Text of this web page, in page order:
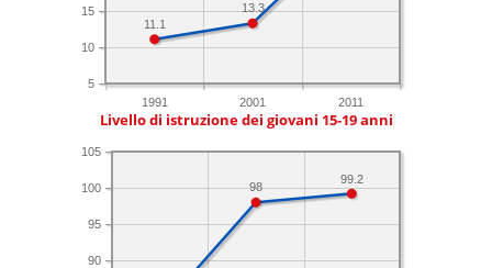
1991 2001 2011
5
10
15
13.3
11.1
Livello di istruzione dei giovani 15-19 anni
90
95
100
105
99.2
98